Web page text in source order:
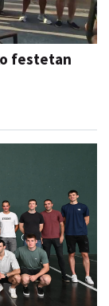
festetan